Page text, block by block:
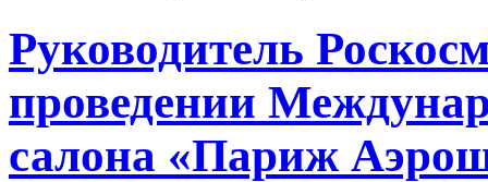
Руководитель
проведении
салона «Париж